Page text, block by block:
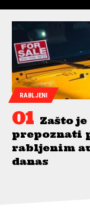
RABLJENI
Zašto je
prepoznati
rabljenim
danas